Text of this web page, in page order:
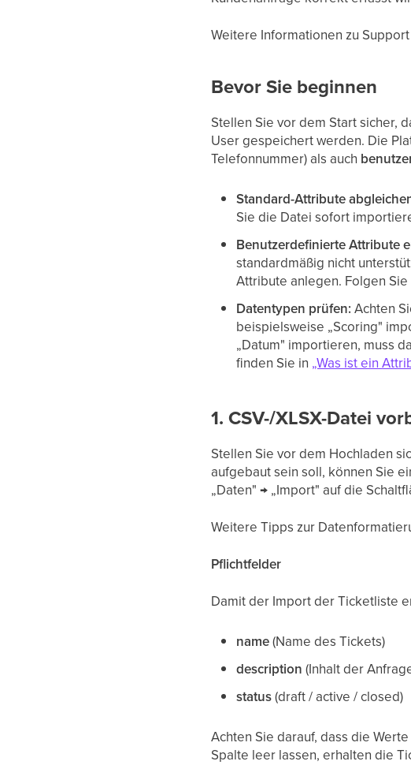
Weitere Informationen zu
Bevor Sie beginnen
Stellen Sie vor dem Start sicher,
User gespeichert werden. Die
Telefonnummer) als auch
Standard-Attribute
Sie die Datei sofort
Benutzerdefinierte Attribute
standardmäßig nicht
Attribute anlegen. Folgen
Datentypen prüfen: Achten
beispielsweise „Scoring"
„Datum" importieren, muss
finden Sie in „Was ist ein
1. CSV-/XLSX-Datei
Stellen Sie vor dem Hochladen
aufgebaut sein soll, können Sie
„Daten" → „Import" auf die
Weitere Tipps zur
Pflichtfelder
Damit der Import der Ticketliste
name(Name des Tickets)
description (Inhalt der
status(draft / active / closed)
Achten Sie darauf, dass die
Spalte leer lassen, erhalten die